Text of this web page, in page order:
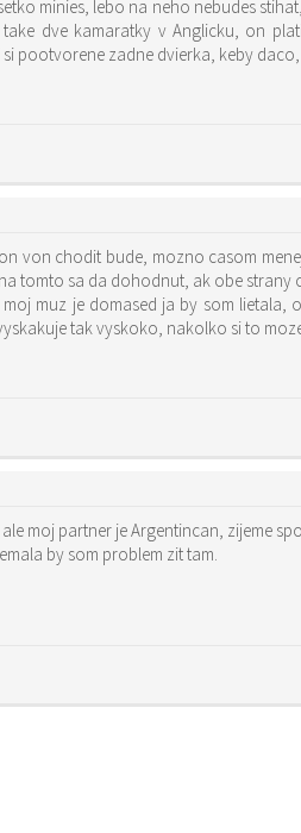
minies, lebo na neho nebudes
take dve kamaratky v Anglicku, on
pootvorene zadne dvierka, keby
von chodit bude, mozno casom
tomto sa da dohodnut, ak obe strany
muz je domased ja by som
tak vyskoko, nakolko si to
moj partner je Argentincan, zijeme
by som problem zit tam.